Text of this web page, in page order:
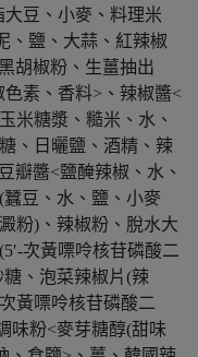
豆、小麥、料理米
、鹽、大蒜、紅辣椒
胡椒粉、生薑抽出
素、香料>、辣椒醬<
米糖漿、糙米、水、
、日曬鹽、酒精、辣
瓣醬<鹽醃辣椒、水、
豆、水、鹽、小麥
粉)、辣椒粉、脫水大
次黃嘌呤核苷磷酸二
糖、泡菜辣椒片(辣
黃嘌呤核苷磷酸二
味粉<麥芽糖醇(甜味